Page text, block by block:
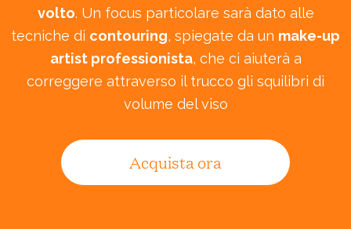
volto. Un focus particolare sarà dato alle
tecniche di contouring, spiegate da un make-up
artist professionista, che ci aiuterà a
correggere attraverso il trucco gli squilibri di
volume del viso
Acquista ora